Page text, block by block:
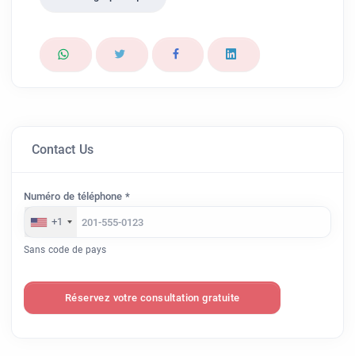
Contact Us
Numéro de téléphone *
+1
Sans code de pays
Réservez votre consultation gratuite